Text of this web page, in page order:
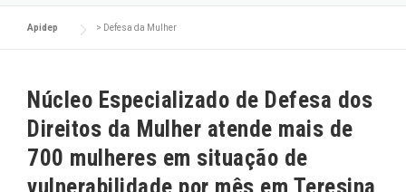
Apidep > Defesa da Mulher
Núcleo Especializado de Defesa dos
Direitos da Mulher atende mais de
700 mulheres em situação de
vulnerabilidade por mês em Teresina